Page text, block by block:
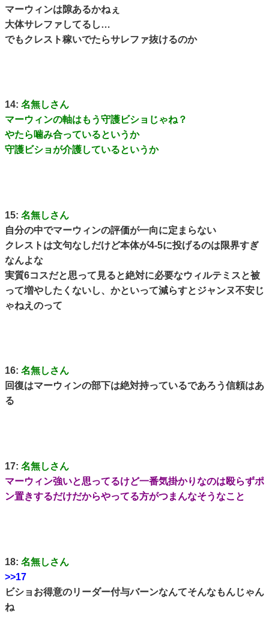
マーウィンは隙あるかねぇ
大体サレファしてるし…
でもクレスト稼いでたらサレファ抜けるのか
14: 名無しさん
マーウィンの軸はもう守護ビショじゃね？
やたら噛み合っているというか
守護ビショが介護しているというか
15: 名無しさん
自分の中でマーウィンの評価が一向に定まらない
クレストは文句なしだけど本体が4-5に投げるのは限界すぎ
なんよな
実質6コスだと思って見ると絶対に必要なウィルテミスと被
って増やしたくないし、かといって減らすとジャンヌ不安じ
ゃねえのって
16: 名無しさん
回復はマーウィンの部下は絶対持っているであろう信頼はあ
る
17: 名無しさん
マーウィン強いと思ってるけど一番気掛かりなのは殴らずポ
ン置きするだけだからやってる方がつまんなそうなこと
18: 名無しさん
>>17
ビショお得意のリーダー付与バーンなんてそんなもんじゃん
ね